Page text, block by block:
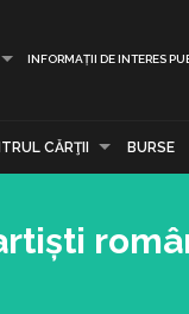
INFORMAȚII DE INTERES
CĂRŢII BURSE